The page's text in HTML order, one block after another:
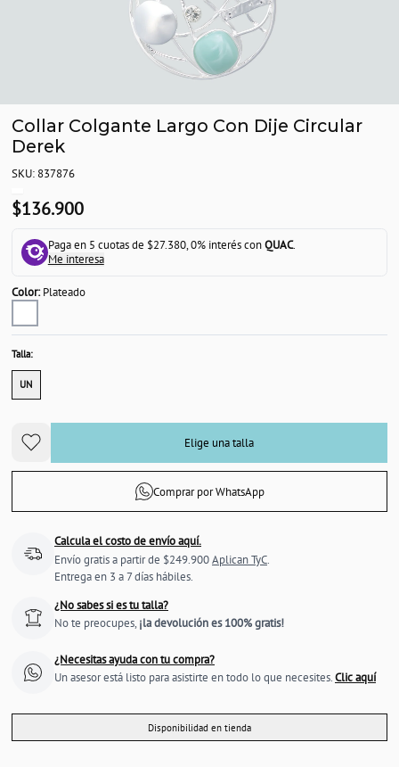
Collar Colgante Largo Con Dije Circular
Derek
SKU: 837876
$136.900
Paga en 5 cuotas de $27.380, 0% interés conQUAC.
Me interesa
Color:Plateado
Talla:
UN
Elige una talla
Comprar por WhatsApp
Calcula el costo de envío aquí.
Envío gratis a partir de $249.900Aplican TyC.
Entrega en 3 a 7 días hábiles.
¿No sabes si es tu talla?
No te preocupes, ¡la devolución es 100% gratis!
¿Necesitas ayuda con tu compra?
Un asesor está listo para asistirte en todo lo que necesites.Clic aquí
Disponibilidad en tienda